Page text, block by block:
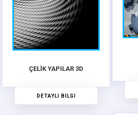
ÇELİK YAPILAR 3D
DETAYLI BİLGİ